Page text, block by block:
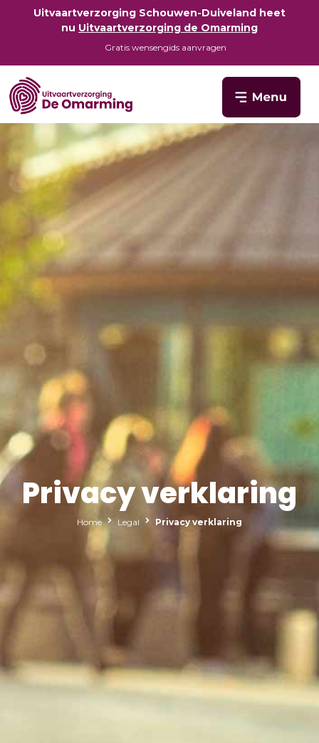
Uitvaartverzorging Schouwen-Duiveland heet
nu Uitvaartverzorging de Omarming
Gratis wensengids aanvragen
Privacy verklaring
Home Legal Privacy verklaring